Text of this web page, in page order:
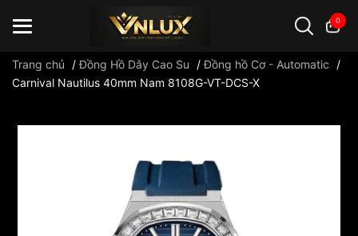
0
Trang chủ /Đồng Hồ Dây Cao Su /Đồng hồ Cơ - Automatic
/
Carnival Nautilus 40mm Nam 8108G-VT-DCS-X